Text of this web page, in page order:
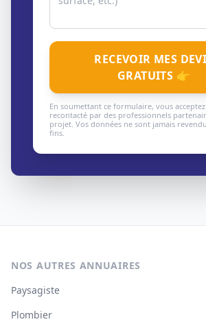
RECEVOIR MES
GRATUITS 👉
En soumettant ce formulaire, vous
recontacté par des professionnels
projet. Vos données ne sont jamais
fins.
NOS AUTRES ANNUAIRES
Paysagiste
Plombier